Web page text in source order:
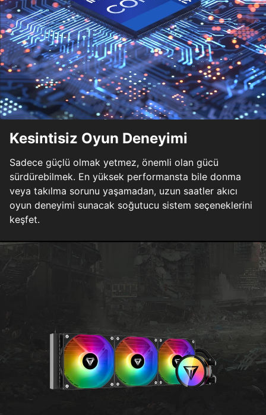
Kesintisiz Oyun Deneyimi
Sadece güçlü olmak yetmez, önemli olan gücü
sürdürebilmek. En yüksek performansta bile donma
veya takılma sorunu yaşamadan, uzun saatler akıcı
oyun deneyimi sunacak soğutucu sistem seçeneklerini
keşfet.